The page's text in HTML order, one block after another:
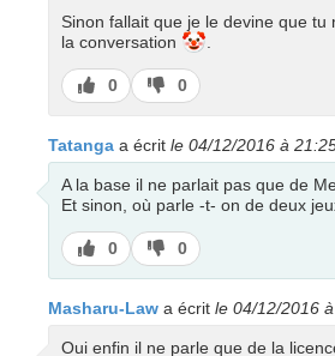
Sinon fallait que je le devine que tu
la conversation 🤡
J’aime
0
J’aime
pas
0
Tatanga a écrit le 04/12/2016 à
A la base il ne parlait pas que de
Et sinon, où parle -t- on de deux
J’aime
0
J’aime
pas
0
Masharu-Law a écrit le 04/12/2016
Oui enfin il ne parle que de la